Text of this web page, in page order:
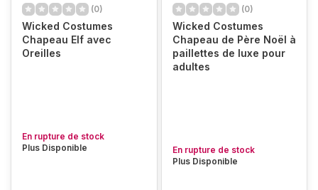
(0)
Wicked Costumes
Chapeau Elf avec
Oreilles
En rupture de stock
Plus Disponible
(0)
Wicked Costumes
Chapeau de Père Noël à
paillettes de luxe pour
adultes
En rupture de stock
Plus Disponible